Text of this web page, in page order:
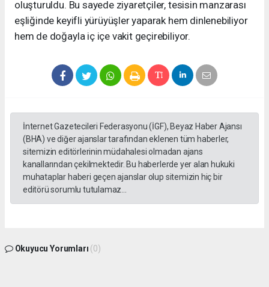
oluşturuldu. Bu sayede ziyaretçiler, tesisin manzarası
eşliğinde keyifli yürüyüşler yaparak hem dinlenebiliyor
hem de doğayla iç içe vakit geçirebiliyor.
İnternet Gazetecileri Federasyonu (İGF), Beyaz Haber Ajansı
(BHA) ve diğer ajanslar tarafından eklenen tüm haberler,
sitemizin editörlerinin müdahalesi olmadan ajans
kanallarından çekilmektedir. Bu haberlerde yer alan hukuki
muhataplar haberi geçen ajanslar olup sitemizin hiç bir
editörü sorumlu tutulamaz...
Okuyucu Yorumları (0)